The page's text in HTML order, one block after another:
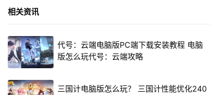
相关资讯
代号：云端电脑版PC端下载安装教程 电脑
版怎么玩代号：云端攻略
三国计电脑版怎么玩？ 三国计性能优化240